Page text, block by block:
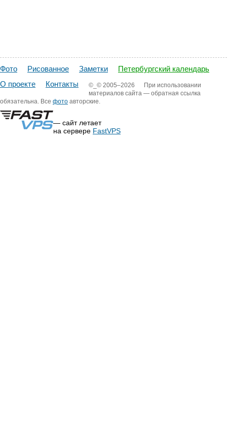
Фото Рисованное Заметки
Петербургский календарь
О проекте
Контакты ©_© 2005–2026
При использовании
материалов сайта — обратная ссылка
обязательна. Все фото авторские.
— сайт летает
на сервере FastVPS